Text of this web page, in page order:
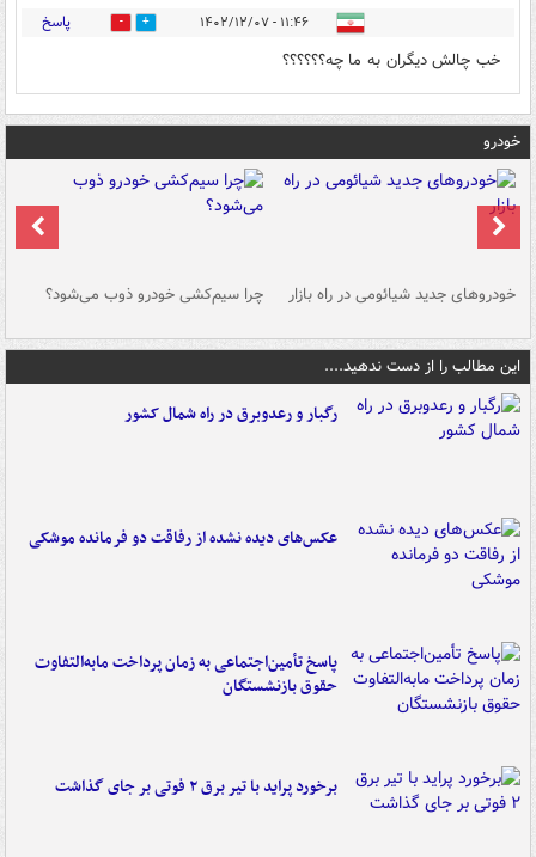
۱۱:۴۶ - ۱۴۰۲/۱۲/۰۷ 0 پاسخ
خب چالش دیگران به ما چه؟؟؟؟؟؟
خودرو
خودروهای جدید شیائومی در راه بازار چرا سیم‌کشی خودرو ذوب می‌شود؟
این مطالب را از دست ندهید....
رگبار و رعدوبرق در راه شمال کشور
عکس‌های دیده نشده از رفاقت دو فرمانده‌ موشکی
پاسخ تأمین‌اجتماعی به زمان پرداخت مابه‌التفاوت
حقوق بازنشستگان
برخورد پراید با تیر برق ۲ فوتی بر جای گذاشت